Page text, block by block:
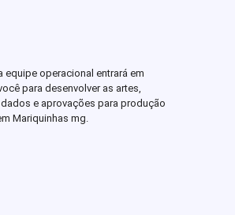
equipe operacional entrará em
para desenvolver as artes,
e aprovações para produção
Mariquinhas mg.